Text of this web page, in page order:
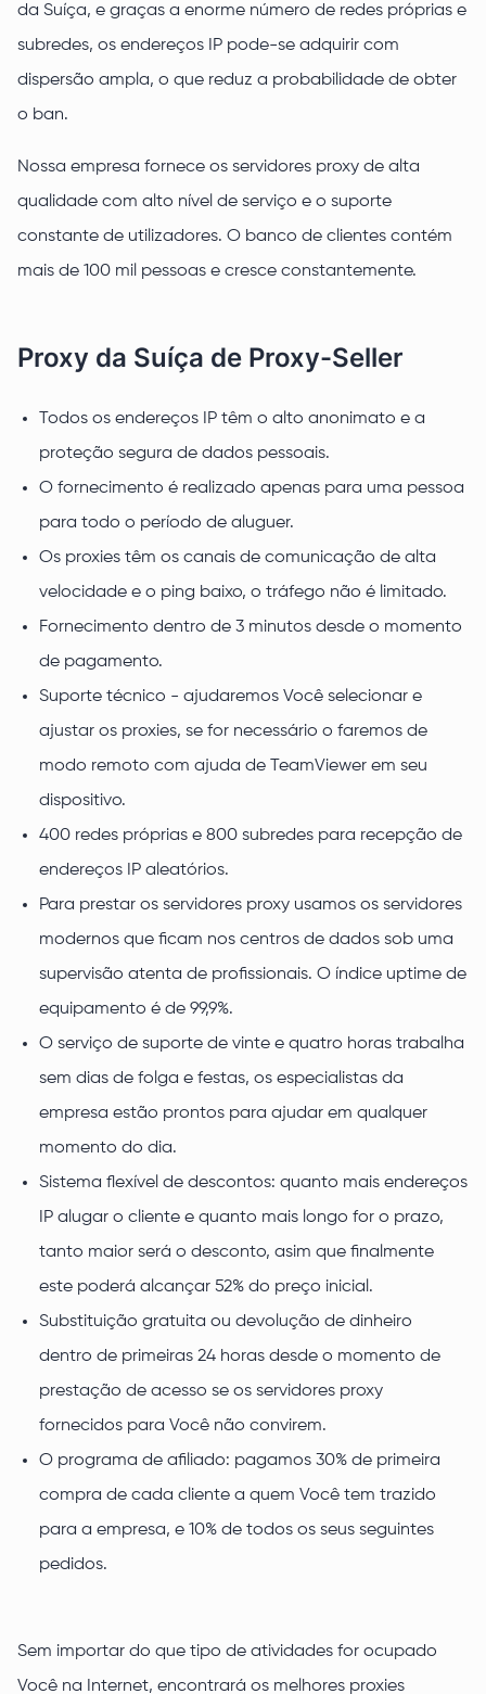
da Suíça, e graças a enorme número de redes próprias e
subredes, os endereços IP pode-se adquirir com
dispersão ampla, o que reduz a probabilidade de obter
o ban.
Nossa empresa fornece os servidores proxy de alta
qualidade com alto nível de serviço e o suporte
constante de utilizadores. O banco de clientes contém
mais de 100 mil pessoas e cresce constantemente.
Proxy da Suíça de Proxy-Seller
Todos os endereços IP têm o alto anonimato e a
proteção segura de dados pessoais.
O fornecimento é realizado apenas para uma pessoa
para todo o período de aluguer.
Os proxies têm os canais de comunicação de alta
velocidade e o ping baixo, o tráfego não é limitado.
Fornecimento dentro de 3 minutos desde o momento
de pagamento.
Suporte técnico - ajudaremos Você selecionar e
ajustar os proxies, se for necessário o faremos de
modo remoto com ajuda de TeamViewer em seu
dispositivo.
400 redes próprias e 800 subredes para recepção de
endereços IP aleatórios.
Para prestar os servidores proxy usamos os servidores
modernos que ficam nos centros de dados sob uma
supervisão atenta de profissionais. O índice uptime de
equipamento é de 99,9%.
O serviço de suporte de vinte e quatro horas trabalha
sem dias de folga e festas, os especialistas da
empresa estão prontos para ajudar em qualquer
momento do dia.
Sistema flexível de descontos: quanto mais endereços
IP alugar o cliente e quanto mais longo for o prazo,
tanto maior será o desconto, asim que finalmente
este poderá alcançar 52% do preço inicial.
Substituição gratuita ou devolução de dinheiro
dentro de primeiras 24 horas desde o momento de
prestação de acesso se os servidores proxy
fornecidos para Você não convirem.
O programa de afiliado: pagamos 30% de primeira
compra de cada cliente a quem Você tem trazido
para a empresa, e 10% de todos os seus seguintes
pedidos.
Sem importar do que tipo de atividades for ocupado
Você na Internet, encontrará os melhores proxies